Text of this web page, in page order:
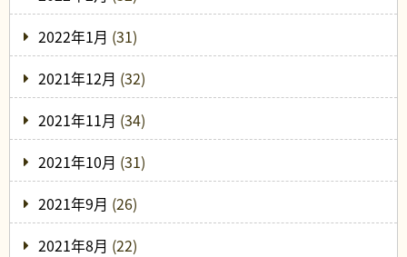
2022年1月 (31)
2021年12月 (32)
2021年11月 (34)
2021年10月 (31)
2021年9月 (26)
2021年8月 (22)